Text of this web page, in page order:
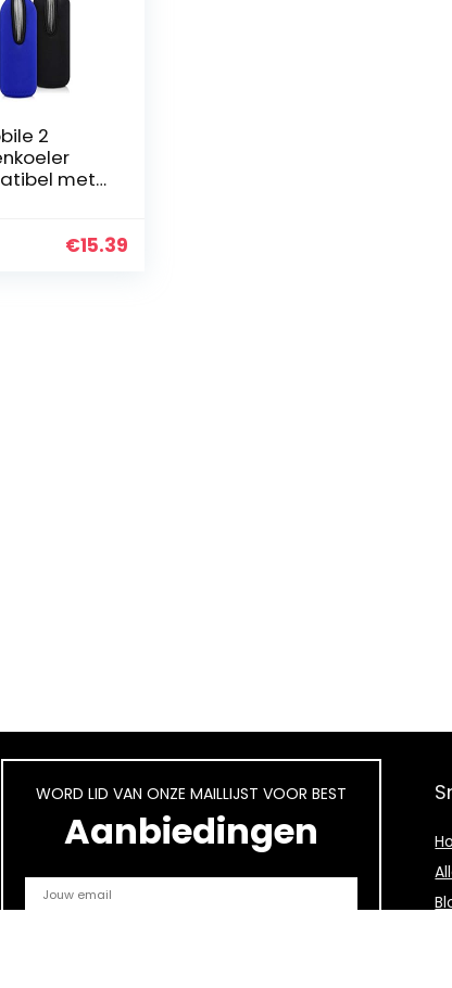
2
met
koude€15.39
WORD LID VAN ONZE MAILLIJST VOOR BEST
Aanbiedingen